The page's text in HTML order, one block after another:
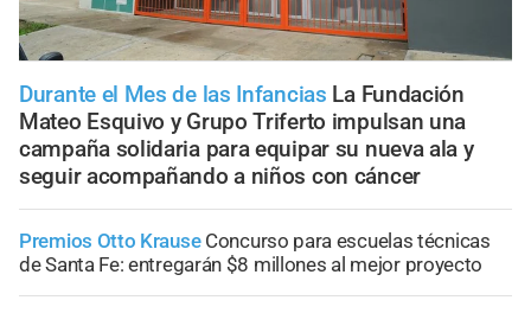
Durante el Mes de las Infancias La Fundación
Mateo Esquivo y Grupo Triferto impulsan una
campaña solidaria para equipar su nueva ala y
seguir acompañando a niños con cáncer
Premios Otto Krause Concurso para escuelas técnicas
de Santa Fe: entregarán $8 millones al mejor proyecto